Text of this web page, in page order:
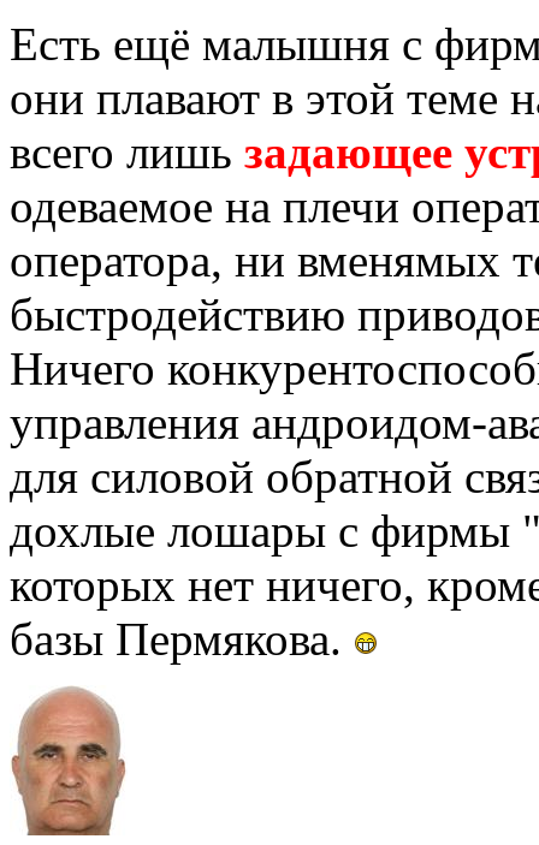
Есть ещё малышня с
они плавают в этой теме
всего лишь задающее
одеваемое на плечи
оператора, ни вменямых
быстродействию
Ничего
управления андроидом-
для силовой обратной
дохлые лошары с фирмы
которых нет ничего,
базы Пермякова.